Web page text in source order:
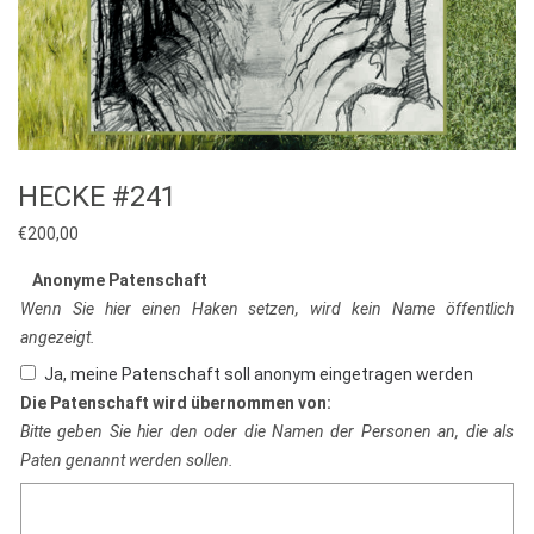
HECKE #241
€200,00
Anonyme Patenschaft
Wenn Sie hier einen Haken setzen, wird kein Name öffentlich
angezeigt.
Ja, meine Patenschaft soll anonym eingetragen werden
Die Patenschaft wird übernommen von:
Bitte geben Sie hier den oder die Namen der Personen an, die als
Paten genannt werden sollen.